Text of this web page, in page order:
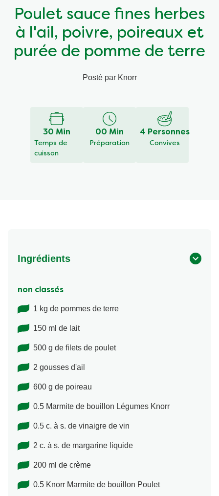
Végétarien
Ingrédients
Wraps aux légumes
Aides culinaires
Wraps aux légumes
Poulet sauce fines herbes
à l'ail, poivre, poireaux et
purée de pomme de terre
Posté par Knorr
évaluation
30 Min 00 Min 4 Personnes
non classés
1 kg de pommes de terre
150 ml de lait
500 g de filets de poulet
2 gousses d'ail
600 g de poireau
0.5 Marmite de bouillon Légumes Knorr
0.5 c. à s. de vinaigre de vin
2 c. à s. de margarine liquide
200 ml de crème